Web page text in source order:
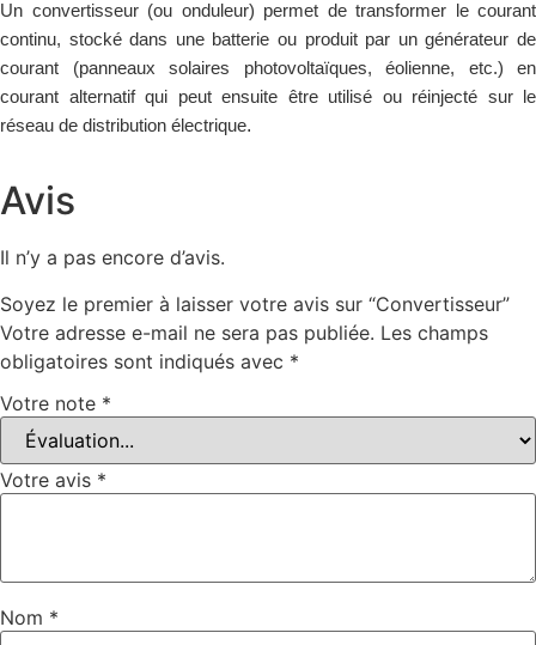
Un convertisseur (ou onduleur) permet de transformer le courant
continu, stocké dans une batterie ou produit par un générateur de
courant (panneaux solaires photovoltaïques, éolienne, etc.) en
courant alternatif qui peut ensuite être utilisé ou réinjecté sur le
réseau de distribution électrique.
Avis
Il n’y a pas encore d’avis.
Soyez le premier à laisser votre avis sur “Convertisseur”
Votre adresse e-mail ne sera pas publiée. Les champs
obligatoires sont indiqués avec *
Votre note *
Votre avis *
Nom *